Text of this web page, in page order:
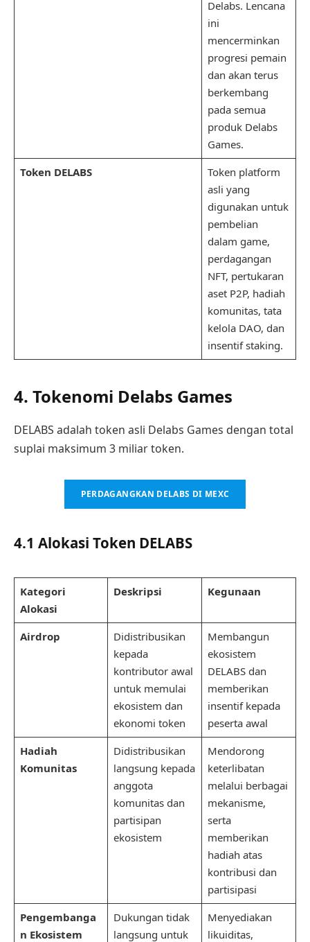
Delabs. Lencana
ini
mencerminkan
progresi pemain
dan akan terus
berkembang
pada semua
produk Delabs
Games.
Token DELABS
Token platform
asli yang
digunakan untuk
pembelian
dalam game,
perdagangan
NFT, pertukaran
aset P2P, hadiah
komunitas, tata
kelola DAO, dan
insentif staking.
4. Tokenomi Delabs Games
DELABS adalah token asli Delabs Games dengan total
suplai maksimum 3 miliar token.
PERDAGANGKAN DELABS DI MEXC
4.1 Alokasi Token DELABS
Kategori
Alokasi
Deskripsi Kegunaan
Airdrop
Didistribusikan
kepada
kontributor awal
untuk memulai
ekosistem dan
ekonomi token
Membangun
ekosistem
DELABS dan
memberikan
insentif kepada
peserta awal
Hadiah
Komunitas
Didistribusikan
langsung kepada
anggota
komunitas dan
partisipan
ekosistem
Mendorong
keterlibatan
melalui berbagai
mekanisme,
serta
memberikan
hadiah atas
kontribusi dan
partisipasi
Pengembanga
n Ekosistem
Dukungan tidak
langsung untuk
Menyediakan
likuiditas,